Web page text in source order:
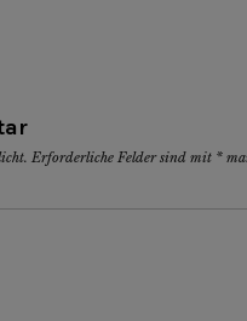
Erforderliche Felder sind mit *